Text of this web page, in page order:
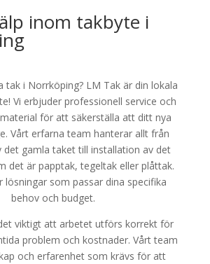
inom takbyte i
tak i Norrköping? LM Tak är din lokala
Vi erbjuder professionell service och
för att säkerställa att ditt nya
Vårt erfarna team hanterar allt från
det gamla taket till installation av det
det är papptak, tegeltak eller plåttak.
lösningar som passar dina specifika
behov och budget.
viktigt att arbetet utförs korrekt för
problem och kostnader. Vårt team
och erfarenhet som krävs för att